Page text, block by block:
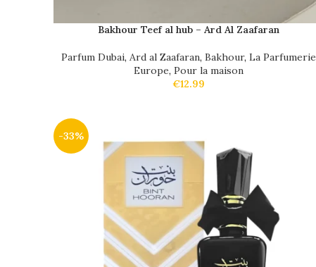
Bakhour Teef al hub – Ard Al Zaafaran
Parfum Dubai, Ard al Zaafaran, Bakhour, La Parfumerie
Europe, Pour la maison
€12.99
-33%